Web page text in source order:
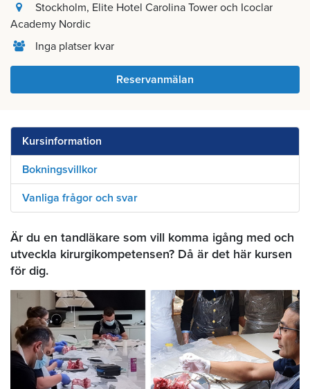
Stockholm, Elite Hotel Carolina Tower och Icoclar
Academy Nordic
Inga platser kvar
Reservanmälan
Kursinformation
Bokningsvillkor
Vanliga frågor och svar
Är du en tandläkare som vill komma igång med och
utveckla kirurgikompetensen? Då är det här kursen
för dig.